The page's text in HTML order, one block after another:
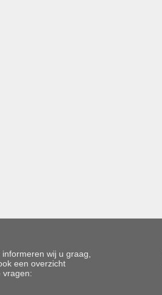
wij u graag,
een overzicht
vragen: